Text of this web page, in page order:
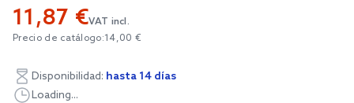
the
images
11,87 €VAT incl.
Precio de catálogo:14,00 €
Disponibilidad: hasta 14 días
Loading...